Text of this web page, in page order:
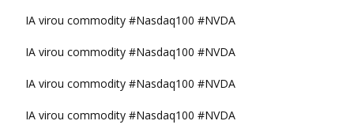
IA virou commodity #Nasdaq100 #NVDA
IA virou commodity #Nasdaq100 #NVDA
IA virou commodity #Nasdaq100 #NVDA
IA virou commodity #Nasdaq100 #NVDA